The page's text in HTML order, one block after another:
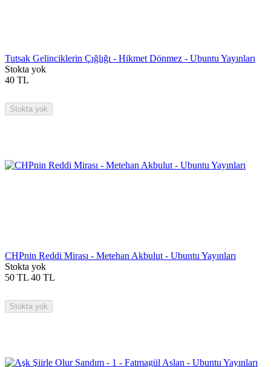
Tutsak Gelinciklerin Çığlığı - Hikmet Dönmez - Ubuntu Yayınları
Stokta yok
40 TL
Stokta yok
CHPnin Reddi Mirası - Metehan Akbulut - Ubuntu Yayınları
Stokta yok
50 TL 40 TL
Stokta yok